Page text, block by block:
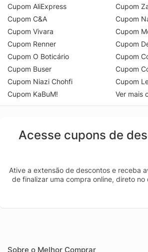
Cupom AliExpress
Cupom C&A
Cupom Vivara
Cupom Renner
Cupom O Boticário
Cupom Buser
Cupom Niazi Chohfi
Cupom KaBuM!
Cupom
Cupom
Cupom
Cupom
Cupom
Cupom
Cupom
Ver mais
Acesse cupons de
Ative a extensão de descontos e receba
de finalizar uma compra online, direto no
Sobre o Melhor Comprar